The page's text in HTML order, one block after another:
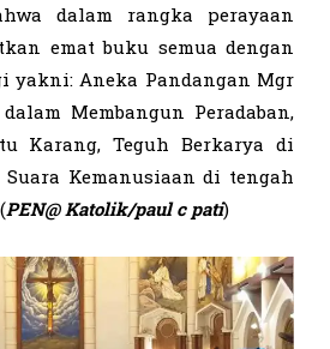
dalam rangka perayaan
emat buku semua dengan
yakni: Aneka Pandangan Mgr
Membangun Peradaban,
Karang, Teguh Berkarya di
Kemanusiaan di tengah
PEN@ Katolik/paul c pati)